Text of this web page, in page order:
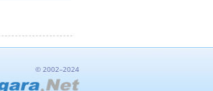
© 2002–2024